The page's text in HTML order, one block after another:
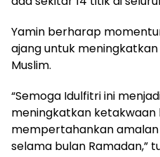
Yamin berharap
ajang untuk
Muslim.
“Semoga Idulfitri ini
meningkatkan ketakwaan
mempertahankan
selama bulan Ramadan,”